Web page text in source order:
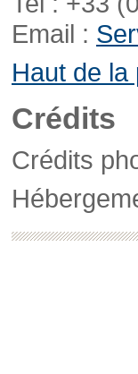
Email :
Haut de la
Crédits
Crédits